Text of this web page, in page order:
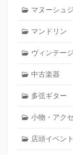
マヌーシュ
マンドリン
ヴィンテージ
中古楽器
多弦ギター
小物・アク
店頭イベント